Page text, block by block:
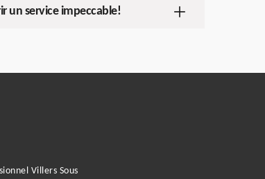
un service impeccable!
Villers Sous